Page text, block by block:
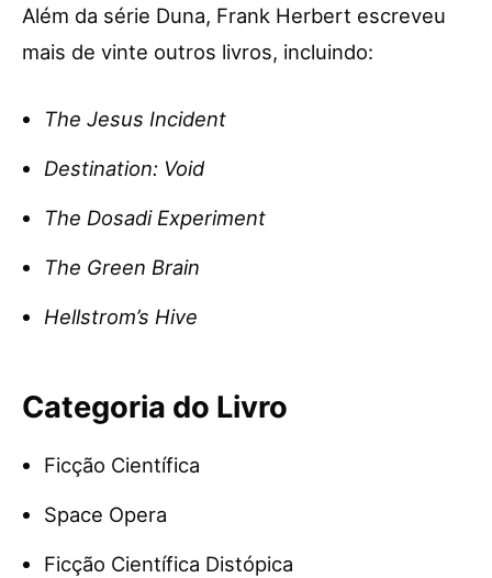
Além da série Duna, Frank Herbert escreveu
mais de vinte outros livros, incluindo:
The Jesus Incident
Destination: Void
The Dosadi Experiment
The Green Brain
Hellstrom’s Hive
Categoria do Livro
Ficção Científica
Space Opera
Ficção Científica Distópica